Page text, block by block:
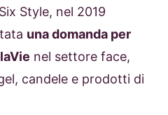
Style, nel 2019
una domanda per
nel settore face,
candele e prodotti di